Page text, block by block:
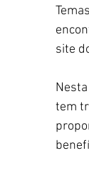
site
tem